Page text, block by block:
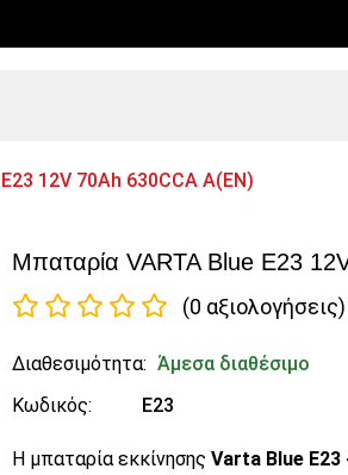
12V 70Ah 630CCA A(EN)
Μπαταρία VARTA Blue E23
(0 αξιολογήσεις)
Διαθεσιμότητα: Άμεσα διαθέσιμο
Κωδικός:
E23
Η μπαταρία εκκίνησης Varta Blue E23